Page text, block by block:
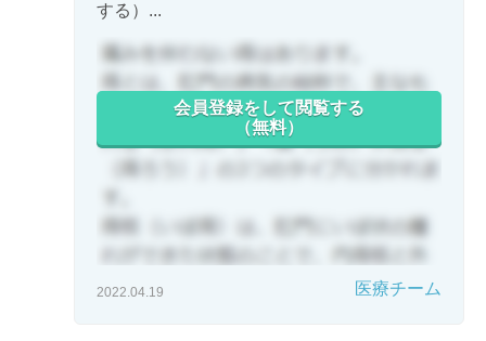
する）...
会員登録をして閲覧する
（無料）
2022.04.19 医療チーム